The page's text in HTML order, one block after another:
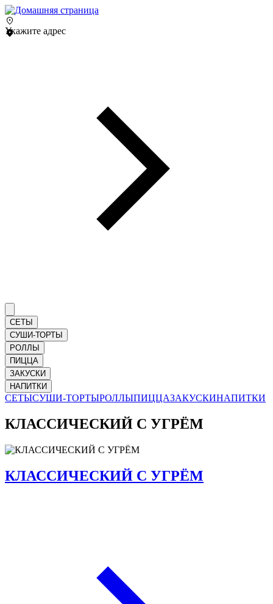
Укажите адрес
СЕТЫ
СУШИ-ТОРТЫ
РОЛЛЫ
ПИЦЦА
ЗАКУСКИ
НАПИТКИ
СЕТЫСУШИ-ТОРТЫРОЛЛЫПИЦЦАЗАКУСКИНАПИТКИ
КЛАССИЧЕСКИЙ С УГРЁМ
КЛАССИЧЕСКИЙ С УГРЁМ